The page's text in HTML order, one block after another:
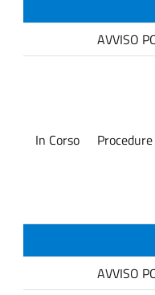
AVVISO
In Corso Procedure
AVVISO